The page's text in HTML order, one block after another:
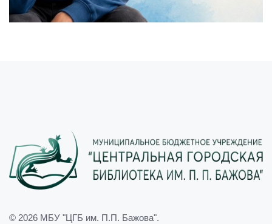
© 2026 МБУ "ЦГБ им. П.П. Бажова".